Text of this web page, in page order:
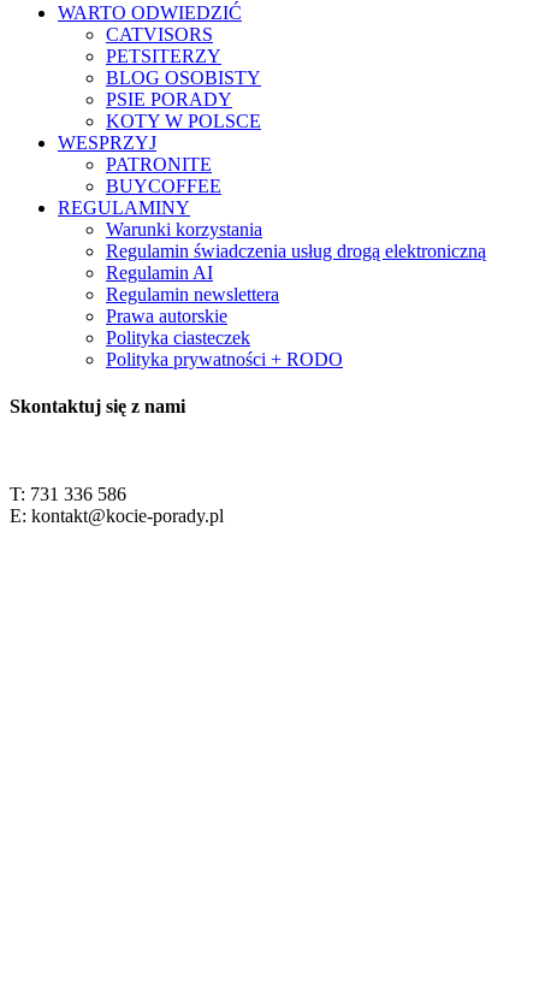
WARTO ODWIEDZIĆ
CATVISORS
PETSITERZY
BLOG OSOBISTY
PSIE PORADY
KOTY W POLSCE
WESPRZYJ
PATRONITE
BUYCOFFEE
REGULAMINY
Warunki korzystania
Regulamin świadczenia usług drogą elektroniczną
Regulamin AI
Regulamin newslettera
Prawa autorskie
Polityka ciasteczek
Polityka prywatności + RODO
Skontaktuj się z nami
T: 731 336 586
E: kontakt@kocie-porady.pl